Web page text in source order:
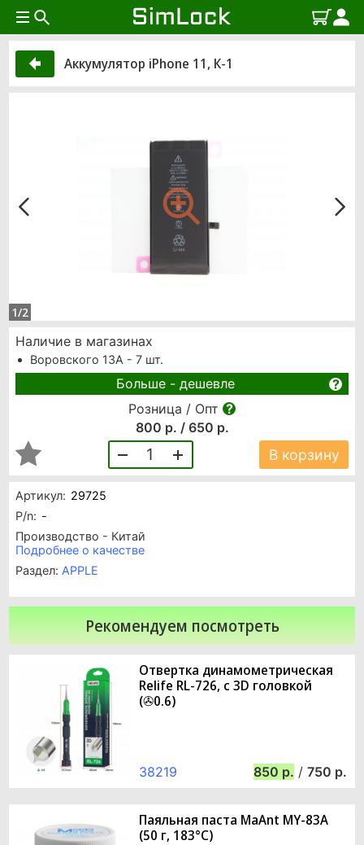
Аккумулятор iPhone 11, К-1
1/2
Артикул: 29725
P/n: -
Производство - Китай
Подробнее о качестве
Раздел: APPLE
Наличие в магазинах
Воровского 13А - 7 шт.
Больше - дешевле
Розница / Опт
800 р. / 650 р.
1 В корзину
Рекомендуем посмотреть
Отвертка динамометрическая
Relife RL-726, с 3D головкой
(✇0.6)
38219 850 / 750
Паяльная паста MaAnt MY-83A
(50 г, 183°C)